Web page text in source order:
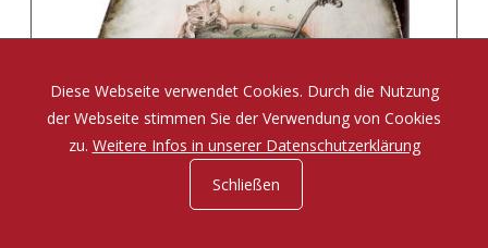
Eine Zauberposse von Michael Ende
Diese Webseite verwendet Cookies. Durch die Nutzung
der Webseite stimmen Sie der Verwendung von Cookies
zu. Weitere Infos in unserer Datenschutzerklärung
Schließen